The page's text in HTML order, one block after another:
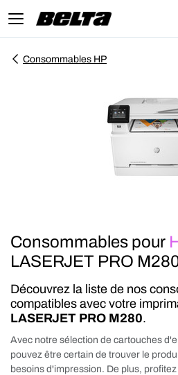
Consommables HP
Consommables pour
LASERJET PRO
Découvrez la liste de nos
compatibles avec votre
LASERJET PRO M280.
Avec notre sélection de cartouches
pouvez être certain de trouver le
besoins d'impression. De plus,